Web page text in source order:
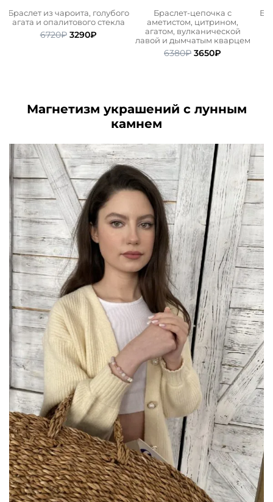
Браслет из чароита, голубого
агата и опалитового стекла
6720₽ Первоначальная
3290₽Текущая
Браслет-цепочка с
аметистом, цитрином,
агатом, вулканической
лавой и дымчатым кварцем
6380₽ Первоначальная
3650₽
Магнетизм украшений с лунным
камнем